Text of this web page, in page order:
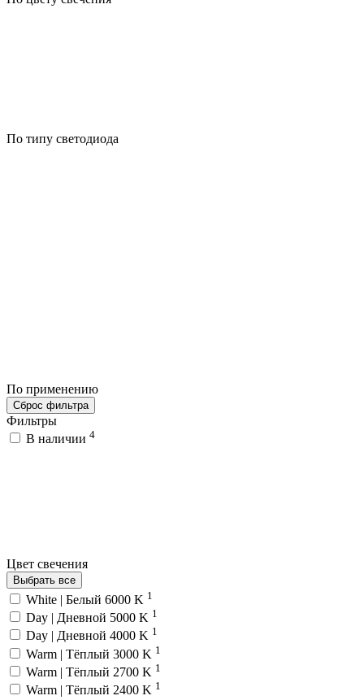
По типу светодиода
По применению
Сброс фильтра
Фильтры
В наличии 4
Цвет свечения
Выбрать все
White | Белый 6000 K 1
Day | Дневной 5000 K 1
Day | Дневной 4000 K 1
Warm | Тёплый 3000 K 1
Warm | Тёплый 2700 K 1
Warm | Тёплый 2400 K 1